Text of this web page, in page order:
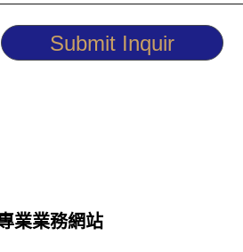
Submit Inquir
業業務網站